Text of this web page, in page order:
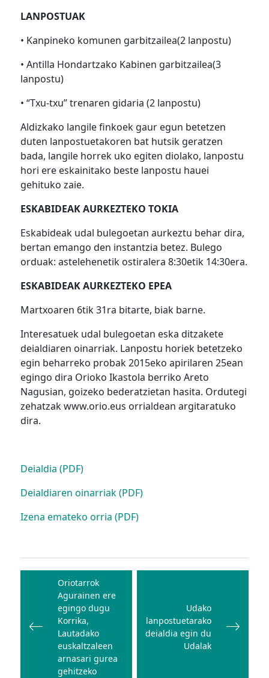
LANPOSTUAK
• Kanpineko komunen garbitzailea(2 lanpostu)
• Antilla Hondartzako Kabinen garbitzailea(3
lanpostu)
• “Txu-txu” trenaren gidaria (2 lanpostu)
Aldizkako langile finkoek gaur egun betetzen
duten lanpostuetakoren bat hutsik geratzen
bada, langile horrek uko egiten diolako, lanpostu
hori ere eskainitako beste lanpostu hauei
gehituko zaie.
ESKABIDEAK AURKEZTEKO TOKIA
Eskabideak udal bulegoetan aurkeztu behar dira,
bertan emango den instantzia betez. Bulego
orduak: astelehenetik ostiralera 8:30etik 14:30era.
ESKABIDEAK AURKEZTEKO EPEA
Martxoaren 6tik 31ra bitarte, biak barne.
Interesatuek udal bulegoetan eska ditzakete
deialdiaren oinarriak. Lanpostu horiek betetzeko
egin beharreko probak 2015eko apirilaren 25ean
egingo dira Orioko Ikastola berriko Areto
Nagusian, goizeko bederatzietan hasita. Ordutegi
zehatzak www.orio.eus orrialdean argitaratuko
dira.
Deialdia (PDF)
Deialdiaren oinarriak (PDF)
Izena emateko orria (PDF)
Bidalketetan
zehar
nabigatu
Oriotarrok
Agurainen ere
egingo dugu
Korrika,
Lautadako
euskaltzaleen
arnasari gurea
gehitzeko
Udako
lanpostuetarako
deialdia egin du
Udalak